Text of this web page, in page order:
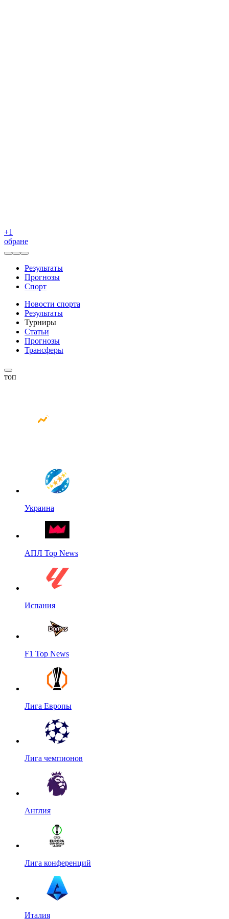
+1
обране
Результаты
Прогнозы
Спорт
Новости спорта
Результаты
Турниры
Статьи
Прогнозы
Трансферы
топ
Украина
АПЛ Top News
Испания
F1 Top News
Лига Европы
Лига чемпионов
Англия
Лига конференций
Италия